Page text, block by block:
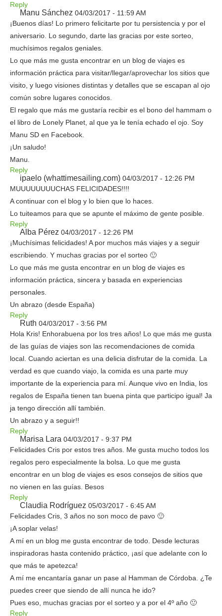
Reply
Manu Sánchez 04/03/2017 - 11:59 AM
¡Buenos días! Lo primero felicitarte por tu persistencia y por el
aniversario. Lo segundo, darte las gracias por este sorteo,
muchísimos regalos geniales.
Lo que más me gusta encontrar en un blog de viajes es
información práctica para visitar/llegar/aprovechar los sitios que
visito, y luego visiones distintas y detalles que se escapan al ojo
común sobre lugares conocidos.
El regalo que más me gustaría recibir es el bono del hammam o
el libro de Lonely Planet, al que ya le tenía echado el ojo. Soy
Manu SD en Facebook.
¡Un saludo!
Manu.
Reply
ipaelo (whattimesailing.com) 04/03/2017 - 12:26 PM
MUUUUUUUUCHAS FELICIDADES!!!!
A continuar con el blog y lo bien que lo haces.
Lo tuiteamos para que se apunte el máximo de gente posible.
Reply
Alba Pérez 04/03/2017 - 12:26 PM
¡Muchísimas felicidades! A por muchos más viajes y a seguir
escribiendo. Y muchas gracias por el sorteo 🙂
Lo que más me gusta encontrar en un blog de viajes es
información práctica, sincera y basada en experiencias
personales.
Un abrazo (desde España)
Reply
Ruth 04/03/2017 - 3:56 PM
Hola Kris! Enhorabuena por los tres años! Lo que más me gusta
de las guías de viajes son las recomendaciones de comida
local. Cuando aciertan es una delicia disfrutar de la comida. La
verdad es que cuando viajo, la comida es una parte muy
importante de la experiencia para mí. Aunque vivo en India, los
regalos de España tienen tan buena pinta que participo igual! Ja
ja tengo dirección allí también.
Un abrazo y a seguir!!
Reply
Marisa Lara 04/03/2017 - 9:37 PM
Felicidades Cris por estos tres años. Me gusta mucho todos los
regalos pero especialmente la bolsa. Lo que me gusta
encontrar en un blog de viajes es esos consejos de sitios que
no vienen en las guías. Besos
Reply
Claudia Rodríguez 05/03/2017 - 6:45 AM
Felicidades Cris, 3 años no son moco de pavo 🙂
¡A soplar velas!
A mí en un blog me gusta encontrar de todo. Desde lecturas
inspiradoras hasta contenido práctico, ¡así que adelante con lo
que más te apetezca!
A mí me encantaría ganar un pase al Hamman de Córdoba. ¿Te
puedes creer que siendo de allí nunca he ido?
Pues eso, muchas gracias por el sorteo y a por el 4º año 🙂
Reply